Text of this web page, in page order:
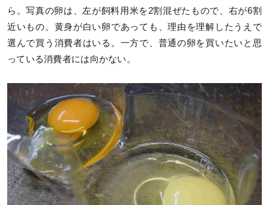
ら。写真の卵は、左が飼料用米を2割混ぜたもので、右が6割
近いもの。黄身が白い卵であっても、理由を理解したうえで
選んで買う消費者はいる。一方で、普通の卵を買いたいと思
っている消費者には向かない。